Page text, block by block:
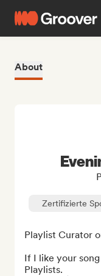
About
Zertifizierte
Playlist Curator
If I like your
Playlists.